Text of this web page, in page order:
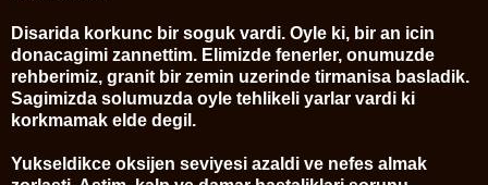
Disarida korkunc bir soguk vardi. Oyle ki, bir an icin
donacagimi zannettim. Elimizde fenerler, onumuzde
rehberimiz, granit bir zemin uzerinde tirmanisa basladik.
Sagimizda solumuzda oyle tehlikeli yarlar vardi ki
korkmamak elde degil.
Yukseldikce oksijen seviyesi azaldi ve nefes almak